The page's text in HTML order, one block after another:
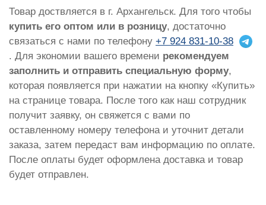
Товар доствляется в г. Архангельск. Для того чтобы
купить его оптом или в розницу, достаточно
связаться с нами по телефону +7 924 831-10-38
. Для экономии вашего времени рекомендуем
заполнить и отправить специальную форму,
которая появляется при нажатии на кнопку «Купить»
на странице товара. После того как наш сотрудник
получит заявку, он свяжется с вами по
оставленному номеру телефона и уточнит детали
заказа, затем передаст вам информацию по оплате.
После оплаты будет оформлена доставка и товар
будет отправлен.